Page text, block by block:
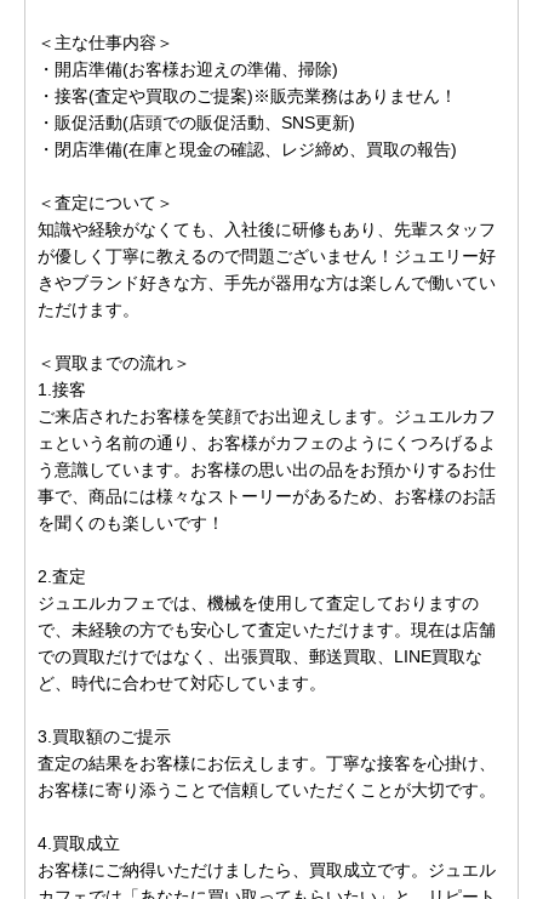
＜主な仕事内容＞
・開店準備(お客様お迎えの準備、掃除)
・接客(査定や買取のご提案)※販売業務はありません！
・販促活動(店頭での販促活動、SNS更新)
・閉店準備(在庫と現金の確認、レジ締め、買取の報告)
＜査定について＞
知識や経験がなくても、入社後に研修もあり、先輩スタッフ
が優しく丁寧に教えるので問題ございません！ジュエリー好
きやブランド好きな方、手先が器用な方は楽しんで働いてい
ただけます。
＜買取までの流れ＞
1.接客
ご来店されたお客様を笑顔でお出迎えします。ジュエルカフ
ェという名前の通り、お客様がカフェのようにくつろげるよ
う意識しています。お客様の思い出の品をお預かりするお仕
事で、商品には様々なストーリーがあるため、お客様のお話
を聞くのも楽しいです！
2.査定
ジュエルカフェでは、機械を使用して査定しておりますの
で、未経験の方でも安心して査定いただけます。現在は店舗
での買取だけではなく、出張買取、郵送買取、LINE買取な
ど、時代に合わせて対応しています。
3.買取額のご提示
査定の結果をお客様にお伝えします。丁寧な接客を心掛け、
お客様に寄り添うことで信頼していただくことが大切です。
4.買取成立
お客様にご納得いただけましたら、買取成立です。ジュエル